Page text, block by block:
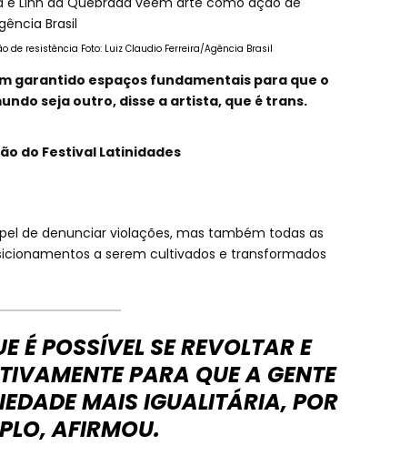
de resistência Foto: Luiz Claudio Ferreira/Agência Brasil
garantido espaços fundamentais para que o
seja outro, disse a artista, que é trans.
do Festival Latinidades
de denunciar violações, mas também todas as
a serem cultivados e transformados
É POSSÍVEL SE REVOLTAR E
PARA QUE A GENTE
MAIS IGUALITÁRIA, POR
AFIRMOU.